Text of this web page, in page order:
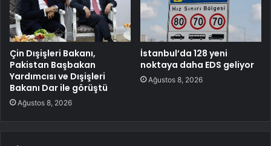
Çin Dışişleri Bakanı,
Pakistan Başbakan
Yardımcısı ve Dışişleri
Bakanı Dar ile görüştü
Ağustos 8, 2026
İstanbul’da 128 yeni
noktaya daha EDS geliyor
Ağustos 8, 2026